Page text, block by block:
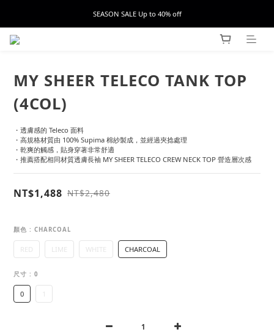
SEASON SALE Up to 40% off
MY SHEER TELECO TANK TOP
(4COL)
・透膚感的 Teleco 面料
・高規格材質由 100% Supima 棉紗製成，並經過夾捻處理
・乾爽的觸感，貼身穿著非常舒適
・推薦搭配相同材質透膚長袖 MY SHEER TELECO CREW NECK TOP 營造層次感
NT$1,488 NT$2,480
顏色 : CHARCOAL
RED LIME WHITE CHARCOAL
尺寸 : 0
0 1